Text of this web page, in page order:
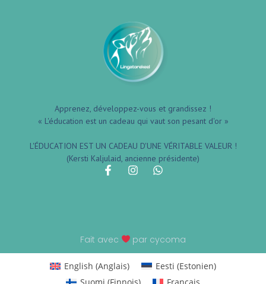
Apprenez, développez-vous et grandissez !
« L'éducation est un cadeau qui vaut son pesant d'or »
L'ÉDUCATION EST UN CADEAU D'UNE VÉRITABLE VALEUR !
(Kersti Kaljulaid, ancienne présidente)
Fait avec par cycoma
English (Anglais) Eesti (Estonien)